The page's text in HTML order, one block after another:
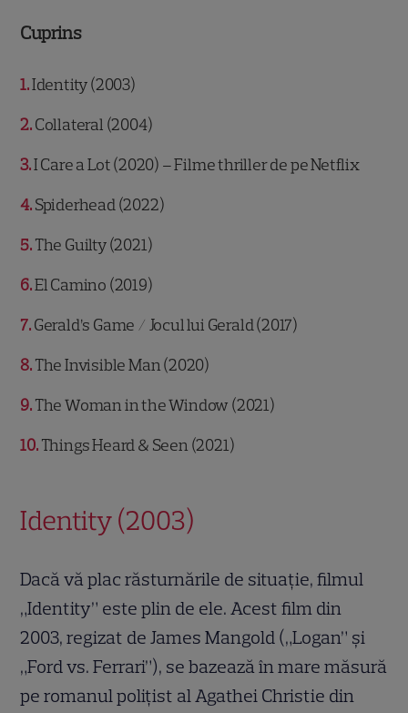
Cuprins
1 Identity (2003)
2 Collateral (2004)
3 I Care a Lot (2020) – Filme thriller de pe Netflix
4 Spiderhead (2022)
5 The Guilty (2021)
6 El Camino (2019)
7 Gerald’s Game / Jocul lui Gerald (2017)
8 The Invisible Man (2020)
9 The Woman in the Window (2021)
10Things Heard & Seen (2021)
Identity (2003)
Dacă vă plac răsturnările de situație, filmul
„Identity” este plin de ele. Acest film din
2003, regizat de James Mangold („Logan” și
„Ford vs. Ferrari”), se bazează în mare măsură
pe romanul polițist al Agathei Christie din